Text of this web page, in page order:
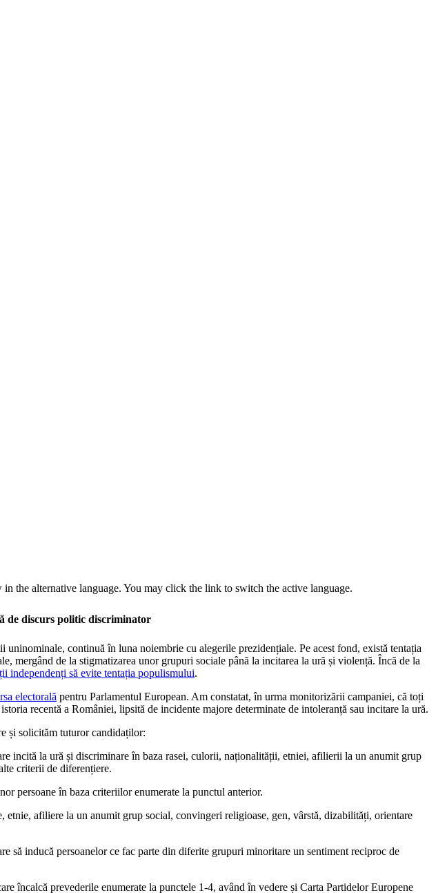
the alternative language. You may click the link to switch the active language.
de discurs politic discriminator
continuă în luna noiembrie cu alegerile prezidențiale. Pe acest fond, există tentația
mergând de la stigmatizarea unor grupuri sociale până la incitarea la ură și violență. Încă de la
independenți să evite tentația populismului.
electorală pentru Parlamentul European. Am constatat, în urma monitorizării campaniei, că toți
recentă a României, lipsită de incidente majore determinate de intoleranță sau incitare la ură.
și solicităm tuturor candidaților:
incită la ură și discriminare în baza rasei, culorii, naționalității, etniei, afilierii la un anumit grup
criterii de diferențiere.
persoane în baza criteriilor enumerate la punctul anterior.
afiliere la un anumit grup social, convingeri religioase, gen, vârstă, dizabilități, orientare
să inducă persoanelor ce fac parte din diferite grupuri minoritare un sentiment reciproc de
încalcă prevederile enumerate la punctele 1-4, având în vedere și Carta Partidelor Europene